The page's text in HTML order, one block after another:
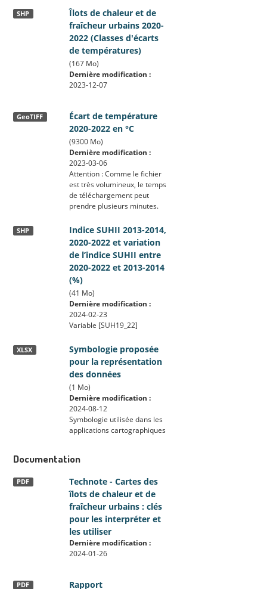
Îlots de chaleur et de
fraîcheur urbains 2020-
2022 (Classes d'écarts
de températures)
SHP
(167 Mo)
Dernière modification :
2023-12-07
Écart de température
2020-2022 en °C
GeoTIFF
(9300 Mo)
Dernière modification :
2023-03-06
Attention : Comme le fichier
est très volumineux, le temps
de téléchargement peut
prendre plusieurs minutes.
Indice SUHII 2013-2014,
2020-2022 et variation
de l’indice SUHII entre
2020-2022 et 2013-2014
(%)
SHP
(41 Mo)
Dernière modification :
2024-02-23
Variable [SUH19_22]
Symbologie proposée
pour la représentation
des données
XLSX
(1 Mo)
Dernière modification :
2024-08-12
Symbologie utilisée dans les
applications cartographiques
Documentation
Technote - Cartes des
îlots de chaleur et de
fraîcheur urbains : clés
pour les interpréter et
les utiliser
PDF
Dernière modification :
2024-01-26
Rapport
PDF